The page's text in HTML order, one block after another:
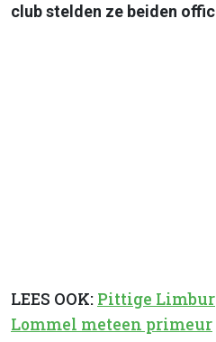
club stelden ze beiden
LEES OOK: Pittige
Lommel meteen primeur